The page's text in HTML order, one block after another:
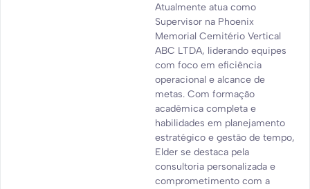
Atualmente atua como
Supervisor na Phoenix
Memorial Cemitério Vertical
ABC LTDA, liderando equipes
com foco em eficiência
operacional e alcance de
metas. Com formação
acadêmica completa e
habilidades em planejamento
estratégico e gestão de tempo,
Elder se destaca pela
consultoria personalizada e
comprometimento com a